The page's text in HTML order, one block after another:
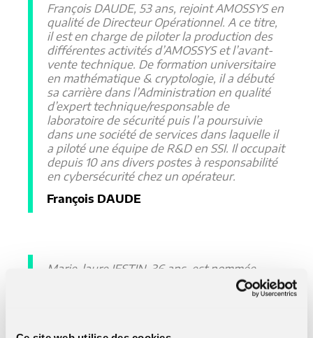
François DAUDE, 53 ans, rejoint AMOSSYS en
qualité de Directeur Opérationnel. A ce titre,
il est en charge de piloter la production des
différentes activités d’AMOSSYS et l’avant-
vente technique. De formation universitaire
en mathématique & cryptologie, il a débuté
sa carrière dans l’Administration en qualité
d’expert technique/responsable de
laboratoire de sécurité puis l’a poursuivie
dans une société de services dans laquelle il
a piloté une équipe de R&D en SSI. Il occupait
depuis 10 ans divers postes à responsabilité
en cybersécurité chez un opérateur.
François DAUDE
Marie-laure JESTIN, 36 ans, est nommée
quant à elle Responsable des Ressources
Humaines. A ce titre, elle est notamment